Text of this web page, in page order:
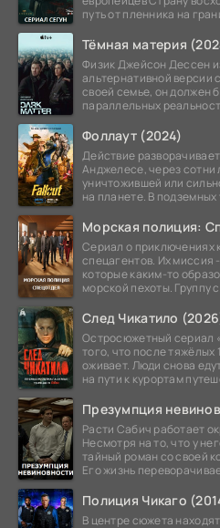
путь от пленника на
Тёмная материя
Физик Джейсон Дессен
альтернативной версии
своей семье, он должен
параллельных
Фоллаут (2024)
Действие
Анджелесе, через сотни
уничтожившей или
на планете. В
Морская полиция:
Сериал о приключениях
спецагентов. Их миссия
которые каким-то
морской пехоты. Группу
След Чикатило
Остросюжетный сериал
того, что после
оживает. Люди снова
на пути к курортам
Презумпция
Расти Сабич работает
Несмотря на то, что у
тайный роман со своей
Его жизнь
Полиция Чикаго
В центре сюжета